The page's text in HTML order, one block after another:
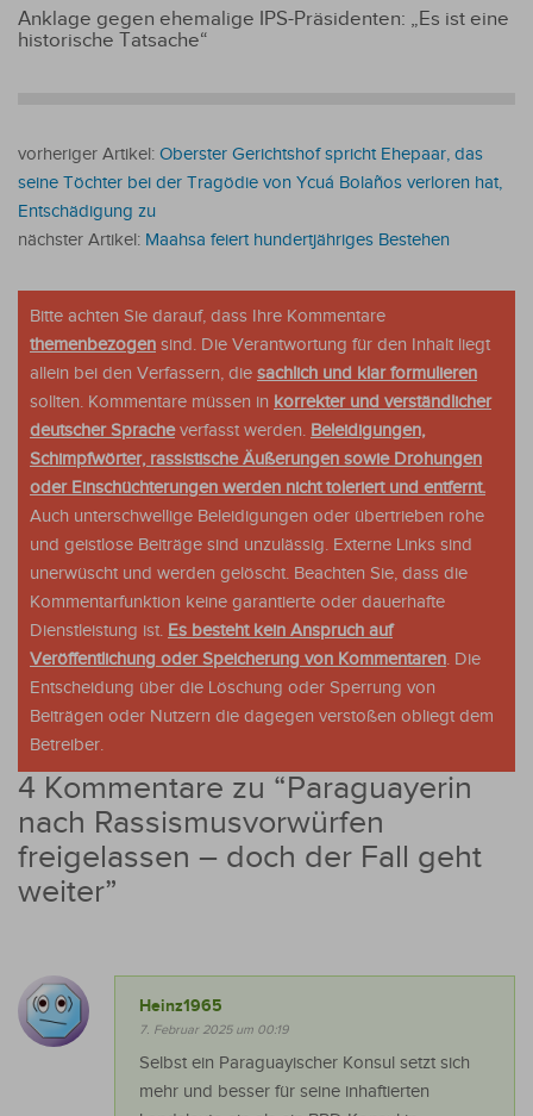
Anklage gegen ehemalige IPS-Präsidenten: „Es ist eine
historische Tatsache“
vorheriger Artikel: Oberster Gerichtshof spricht Ehepaar, das
seine Töchter bei der Tragödie von Ycuá Bolaños verloren hat,
Entschädigung zu
nächster Artikel: Maahsa feiert hundertjähriges Bestehen
Bitte achten Sie darauf, dass Ihre Kommentare
themenbezogen sind. Die Verantwortung für den Inhalt liegt
allein bei den Verfassern, die sachlich und klar formulieren
sollten. Kommentare müssen in korrekter und verständlicher
deutscher Spracheverfasst werden. Beleidigungen,
Schimpfwörter, rassistische Äußerungen sowie Drohungen
oder Einschüchterungen werden nicht toleriert und entfernt.
Auch unterschwellige Beleidigungen oder übertrieben rohe
und geistlose Beiträge sind unzulässig. Externe Links sind
unerwüscht und werden gelöscht. Beachten Sie, dass die
Kommentarfunktion keine garantierte oder dauerhafte
Dienstleistung ist. Es besteht kein Anspruch auf
Veröffentlichung oder Speicherung von Kommentaren. Die
Entscheidung über die Löschung oder Sperrung von
Beiträgen oder Nutzern die dagegen verstoßen obliegt dem
Betreiber.
4 Kommentare zu “Paraguayerin
nach Rassismusvorwürfen
freigelassen – doch der Fall geht
weiter”
Heinz1965
7. Februar 2025 um 00:19
Selbst ein Paraguayischer Konsul setzt sich
mehr und besser für seine inhaftierten